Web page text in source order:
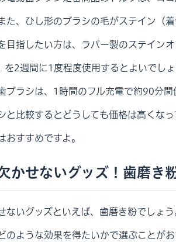
た、ひし形のブラシの毛がステイン（
目指したい方は、ラバー製のステイン
を2週間に1度程度使用するとよいでしょ
ブラシは、1時間のフル充電で約90分間
と比較するとどうしても価格は高くな
おすすめですよ。
かせないグッズ！歯磨き
ないグッズといえば、歯磨き粉でしょう
のような効果を得たいかで選ぶことがお